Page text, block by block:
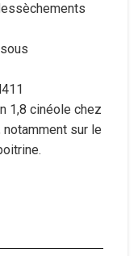
1,8 cinéole chez
sur le